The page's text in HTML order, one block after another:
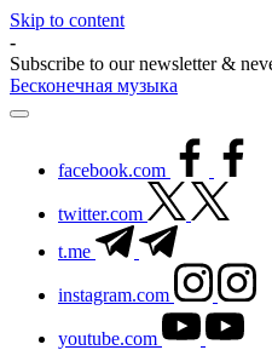
Skip to content
-
Subscribe to our newsletter &
Бесконечная музыка
facebook.com
twitter.com
t.me
instagram.com
youtube.com